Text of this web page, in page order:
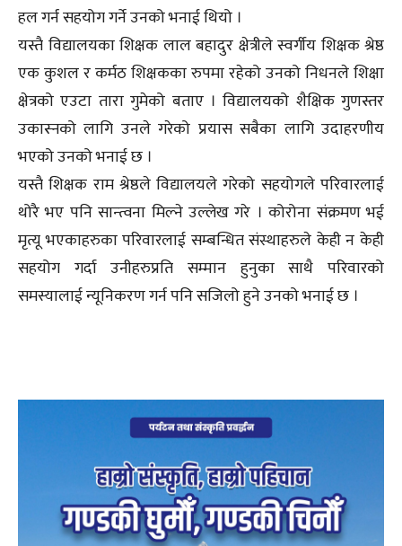
हल गर्न सहयोग गर्ने उनको भनाई थियो ।
यस्तै विद्यालयका शिक्षक लाल बहादुर क्षेत्रीले स्वर्गीय शिक्षक श्रेष्ठ
एक कुशल र कर्मठ शिक्षकका रुपमा रहेको उनको निधनले शिक्षा
क्षेत्रको एउटा तारा गुमेको बताए । विद्यालयको शैक्षिक गुणस्तर
उकास्नको लागि उनले गरेको प्रयास सबैका लागि उदाहरणीय
भएको उनको भनाई छ ।
यस्तै शिक्षक राम श्रेष्ठले विद्यालयले गरेको सहयोगले परिवारलाई
थोरै भए पनि सान्त्वना मिल्ने उल्लेख गरे । कोरोना संक्रमण भई
मृत्यू भएकाहरुका परिवारलाई सम्बन्धित संस्थाहरुले केही न केही
सहयोग गर्दा उनीहरुप्रति सम्मान हुनुका साथै परिवारको
समस्यालाई न्यूनिकरण गर्न पनि सजिलो हुने उनको भनाई छ ।